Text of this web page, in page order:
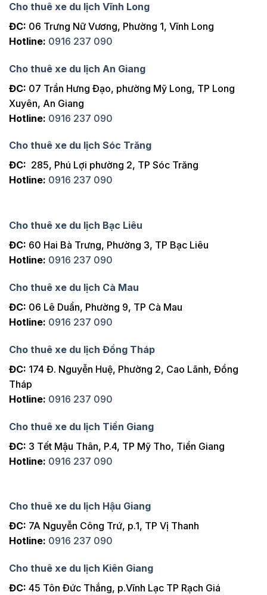
Cho thuê xe du lịch Vĩnh Long
ĐC: 06 Trưng Nữ Vương, Phường 1, Vĩnh Long
Hotline: 0916 237 090
Cho thuê xe du lịch An Giang
ĐC: 07 Trần Hưng Đạo, phường Mỹ Long, TP Long
Xuyên, An Giang
Hotline: 0916 237 090
Cho thuê xe du lịch Sóc Trăng
ĐC: 285, Phú Lợi phường 2, TP Sóc Trăng
Hotline: 0916 237 090
Cho thuê xe du lịch Bạc Liêu
ĐC: 60 Hai Bà Trưng, Phường 3, TP Bạc Liêu
Hotline: 0916 237 090
Cho thuê xe du lịch Cà Mau
ĐC: 06 Lê Duẩn, Phường 9, TP Cà Mau
Hotline: 0916 237 090
Cho thuê xe du lịch Đồng Tháp
ĐC: 174 Đ. Nguyễn Huệ, Phường 2, Cao Lãnh, Đồng
Tháp
Hotline: 0916 237 090
Cho thuê xe du lịch Tiền Giang
ĐC: 3 Tết Mậu Thân, P.4, TP Mỹ Tho, Tiền Giang
Hotline: 0916 237 090
Cho thuê xe du lịch Hậu Giang
ĐC: 7A Nguyễn Công Trứ, p.1, TP Vị Thanh
Hotline: 0916 237 090
Cho thuê xe du lịch Kiên Giang
ĐC: 45 Tôn Đức Thắng, p.Vĩnh Lạc TP Rạch Giá